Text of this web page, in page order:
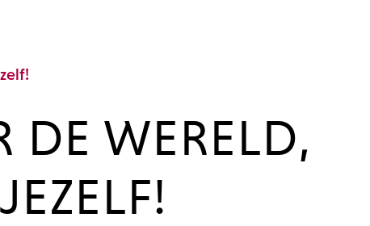
DE WERELD,